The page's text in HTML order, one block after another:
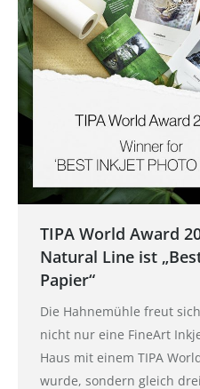
TIPA World Award
Natural Line ist
Papier“
Die Hahnemühle freut
nicht nur eine FineArt
Haus mit einem TIPA
wurde, sondern gleich